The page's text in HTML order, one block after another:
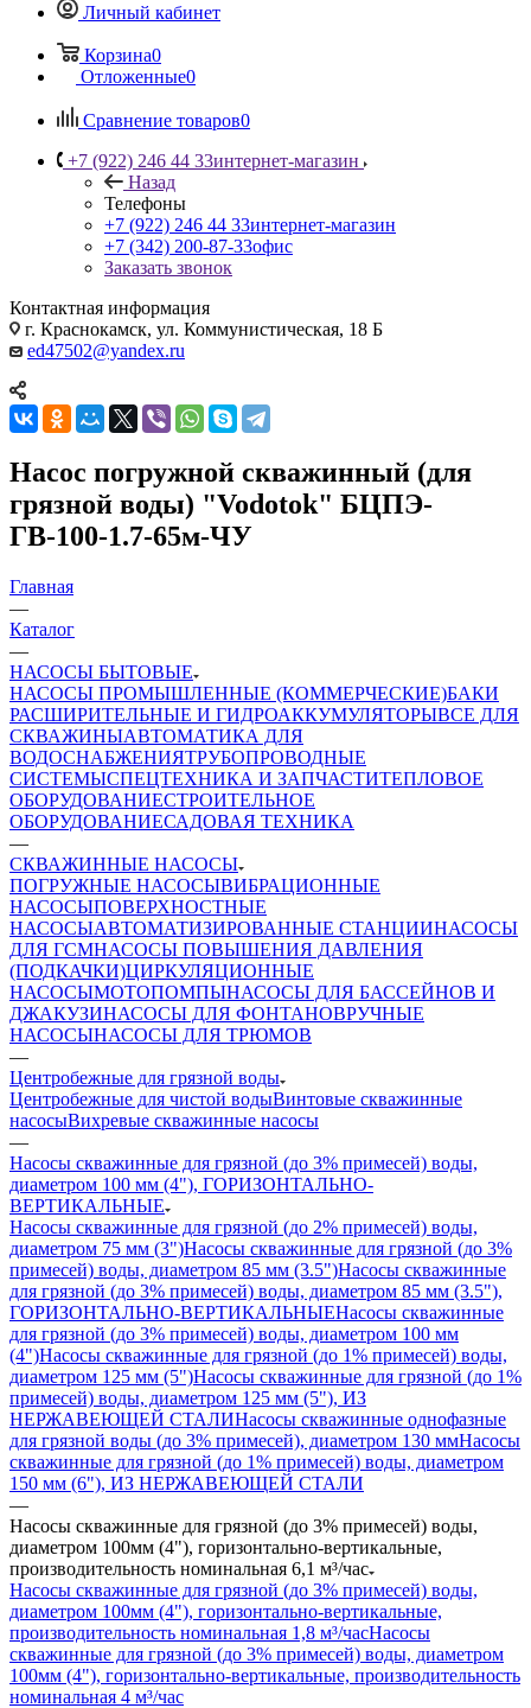
Личный кабинет
Корзина0
Отложенные0
Сравнение товаров0
+7 (922) 246 44 33интернет-магазин
Назад
Телефоны
+7 (922) 246 44 33интернет-магазин
+7 (342) 200-87-33офис
Заказать звонок
Контактная информация
г. Краснокамск, ул. Коммунистическая, 18 Б
ed47502@yandex.ru
Насос погружной скважинный (для
грязной воды) "Vodotok" БЦПЭ-
ГВ-100-1.7-65м-ЧУ
Главная
—
Каталог
—
НАСОСЫ БЫТОВЫЕ
НАСОСЫ ПРОМЫШЛЕННЫЕ (КОММЕРЧЕСКИЕ)БАКИ
РАСШИРИТЕЛЬНЫЕ И ГИДРОАККУМУЛЯТОРЫВСЕ ДЛЯ
СКВАЖИНЫАВТОМАТИКА ДЛЯ
ВОДОСНАБЖЕНИЯТРУБОПРОВОДНЫЕ
СИСТЕМЫСПЕЦТЕХНИКА И ЗАПЧАСТИТЕПЛОВОЕ
ОБОРУДОВАНИЕСТРОИТЕЛЬНОЕ
ОБОРУДОВАНИЕСАДОВАЯ ТЕХНИКА
—
СКВАЖИННЫЕ НАСОСЫ
ПОГРУЖНЫЕ НАСОСЫВИБРАЦИОННЫЕ
НАСОСЫПОВЕРХНОСТНЫЕ
НАСОСЫАВТОМАТИЗИРОВАННЫЕ СТАНЦИИНАСОСЫ
ДЛЯ ГСМНАСОСЫ ПОВЫШЕНИЯ ДАВЛЕНИЯ
(ПОДКАЧКИ)ЦИРКУЛЯЦИОННЫЕ
НАСОСЫМОТОПОМПЫНАСОСЫ ДЛЯ БАССЕЙНОВ И
ДЖАКУЗИНАСОСЫ ДЛЯ ФОНТАНОВРУЧНЫЕ
НАСОСЫНАСОСЫ ДЛЯ ТРЮМОВ
—
Центробежные для грязной воды
Центробежные для чистой водыВинтовые скважинные
насосыВихревые скважинные насосы
—
Насосы скважинные для грязной (до 3% примесей) воды,
диаметром 100 мм (4"), ГОРИЗОНТАЛЬНО-
ВЕРТИКАЛЬНЫЕ
Насосы скважинные для грязной (до 2% примесей) воды,
диаметром 75 мм (3")Насосы скважинные для грязной (до 3%
примесей) воды, диаметром 85 мм (3.5")Насосы скважинные
для грязной (до 3% примесей) воды, диаметром 85 мм (3.5"),
ГОРИЗОНТАЛЬНО-ВЕРТИКАЛЬНЫЕНасосы скважинные
для грязной (до 3% примесей) воды, диаметром 100 мм
(4")Насосы скважинные для грязной (до 1% примесей) воды,
диаметром 125 мм (5")Насосы скважинные для грязной (до 1%
примесей) воды, диаметром 125 мм (5"), ИЗ
НЕРЖАВЕЮЩЕЙ СТАЛИНасосы скважинные однофазные
для грязной воды (до 3% примесей), диаметром 130 ммНасосы
скважинные для грязной (до 1% примесей) воды, диаметром
150 мм (6"), ИЗ НЕРЖАВЕЮЩЕЙ СТАЛИ
—
Насосы скважинные для грязной (до 3% примесей) воды,
диаметром 100мм (4"), горизонтально-вертикальные,
производительность номинальная 6,1 м³/час
Насосы скважинные для грязной (до 3% примесей) воды,
диаметром 100мм (4"), горизонтально-вертикальные,
производительность номинальная 1,8 м³/часНасосы
скважинные для грязной (до 3% примесей) воды, диаметром
100мм (4"), горизонтально-вертикальные, производительность
номинальная 4 м³/час